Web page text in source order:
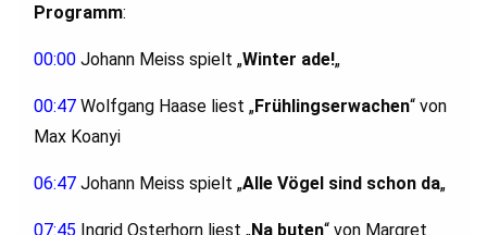
Programm:
00:00 Johann Meiss spielt „Winter ade!„
00:47 Wolfgang Haase liest „Frühlingserwachen“ von
Max Koanyi
06:47 Johann Meiss spielt „Alle Vögel sind schon da„
07:45 Ingrid Osterhorn liest „Na buten“ von Margret